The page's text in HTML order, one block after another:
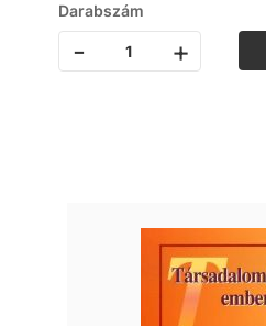
Darabszám
- +